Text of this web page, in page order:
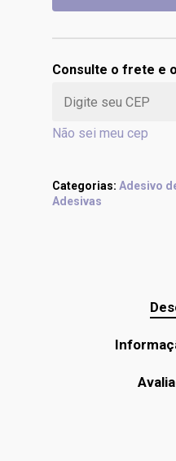
Consulte o frete e
Não sei meu cep
Categorias: Adesivo
Adesivas